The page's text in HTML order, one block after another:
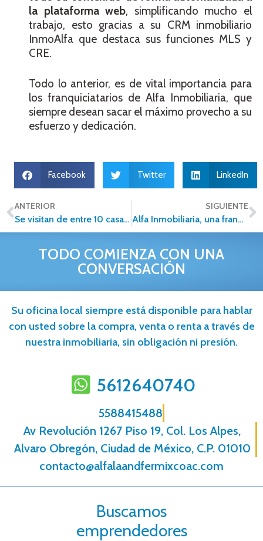
la plataforma web, simplificando mucho el
trabajo, esto gracias a su CRM inmobiliario
InmoAlfa que destaca sus funciones MLS y
CRE.
Todo lo anterior, es de vital importancia para
los franquiciatarios de Alfa Inmobiliaria, que
siempre desean sacar el máximo provecho a su
esfuerzo y dedicación.
Facebook Twitter LinkedIn
ANTERIOR
Se visitan de entre 10 casas antes de decidirse a comprar
SIGUIENTE
Alfa Inmobiliaria, una franquicia con liderazgo Parte 1
TODO COMIENZA CON UNA
CONVERSACIÓN
Su oficina local siempre está disponible para hablar
con usted sobre la compra, venta o renta a través de
nuestra inmobiliaria, sin obligación ni presión.
5612640740
5588415488
Av Revolución 1267 Piso 19, Col. Los Alpes,
Alvaro Obregón, Ciudad de México, C.P. 01010
contacto@alfalaandfermixcoac.com
Buscamos
emprendedores